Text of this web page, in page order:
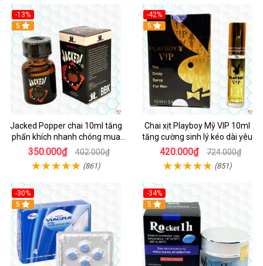
-13%
5
Jacked Popper chai 10ml tăng
phấn khích nhanh chóng mua
ngay
350.000₫ 402.000₫
(861)
-42%
5
Chai xịt Playboy Mỹ VIP 10ml
tăng cường sinh lý kéo dài yêu
420.000₫ 724.000₫
(851)
-30%
5
-34%
5